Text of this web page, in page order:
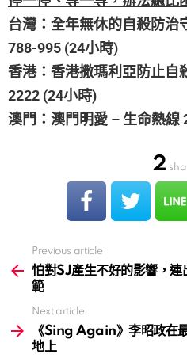
台灣：全年無休的自殺防治
788-995 (24小時)
香港：香港撒瑪利亞防止自
2222 (24小時)
澳門：澳門明愛 – 生命熱線
2
more
Previous article
怕對SJ產生不好的影響，
範
Next article
《Sing Again》李昭政在
地上